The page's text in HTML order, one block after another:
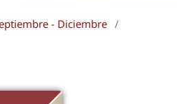
- Diciembre /